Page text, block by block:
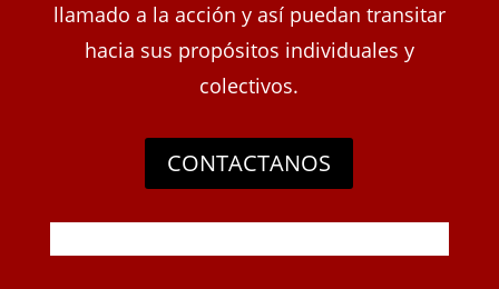
llamado a la acción y así puedan transitar
hacia sus propósitos individuales y
colectivos.
CONTACTANOS